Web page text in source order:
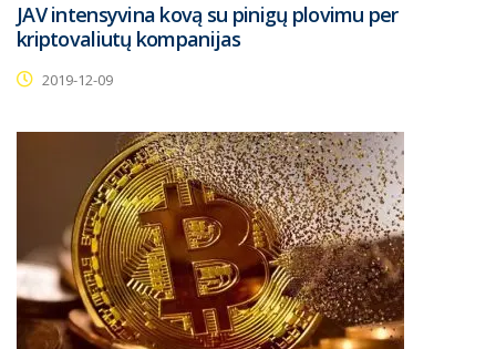
JAV intensyvina kovą su pinigų plovimu per
kriptovaliutų kompanijas
2019-12-09